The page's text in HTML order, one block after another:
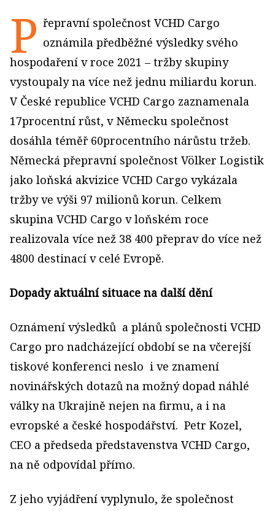
P řepravní společnost VCHD Cargo
oznámila předběžné výsledky svého
hospodaření v roce 2021 – tržby skupiny
vystoupaly na více než jednu miliardu korun.
V České republice VCHD Cargo zaznamenala
17procentní růst, v Německu společnost
dosáhla téměř 60procentního nárůstu tržeb.
Německá přepravní společnost Völker Logistik
jako loňská akvizice VCHD Cargo vykázala
tržby ve výši 97 milionů korun. Celkem
skupina VCHD Cargo v loňském roce
realizovala více než 38 400 přeprav do více než
4800 destinací v celé Evropě.
Dopady aktuální situace na další dění
Oznámení výsledků a plánů společnosti VCHD
Cargo pro nadcházející období se na včerejší
tiskové konferenci neslo i ve znamení
novinářských dotazů na možný dopad náhlé
války na Ukrajině nejen na firmu, a i na
evropské a české hospodářství. Petr Kozel,
CEO a předseda představenstva VCHD Cargo,
na ně odpovídal přímo.
Z jeho vyjádření vyplynulo, že společnost